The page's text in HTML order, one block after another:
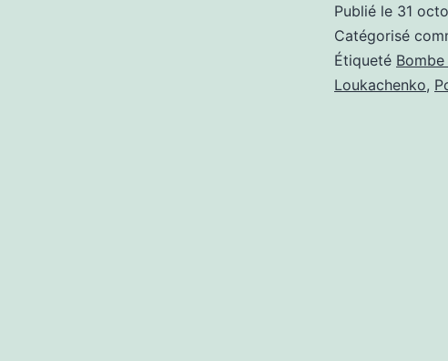
Publié le 31
Catégorisé
Étiqueté
Loukachenko,